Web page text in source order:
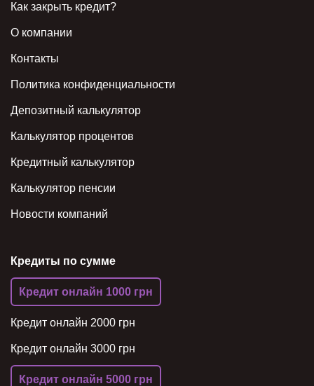
Как закрыть кредит?
О компании
Контакты
Политика конфиденциальности
Депозитный калькулятор
Калькулятор процентов
Кредитный калькулятор
Калькулятор пенсии
Новости компаний
Кредиты по сумме
Кредит онлайн 1000 грн
Кредит онлайн 2000 грн
Кредит онлайн 3000 грн
Кредит онлайн 5000 грн